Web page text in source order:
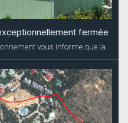
fermée
vous informe que la...